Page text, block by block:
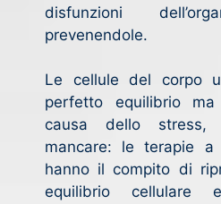
disfunzioni
prevenendole.
Le cellule del corpo
perfetto equilibrio
causa dello
mancare: le terapie
hanno il compito di
equilibrio cellulare